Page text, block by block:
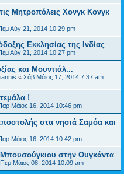
Μητροπόλεις Χονγκ Κονγκ
Αύγ 21, 2014 10:29 pm
Εκκλησίας της Ινδίας
Αύγ 21, 2014 10:27 pm
και Μουντιάλ...
« Σάβ Μάιος 17, 2014 7:37 am
!
Μάιος 16, 2014 10:46 pm
στα νησιά Σαμόα και
Μάιος 16, 2014 10:42 pm
στην Ουγκάντα
Πέμ Μάιος 08, 2014 10:09 am